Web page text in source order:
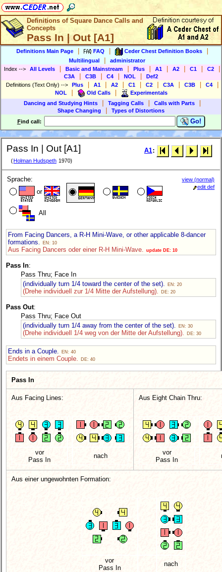
Definitions of Square Dance Calls and
Concepts
Pass In | Out [A1]
Definitions Main Page FAQ Ceder Chest Definition Books
Multilingual
administrator
Index --> All Levels Basic and Mainstream Plus A1 A2 C1 C2
C3A C3B C4 NOL
Def2
Definitions (Text Only) --> Plus A1 A2 C1 C2 C3A C3B C4
NOL Old Calls
Experimentals
Dancing and Studying Hints
Tagging Calls Calls with Parts
Shape Changing
Types of Distortions
Find call: Go!
Pass In | Out [A1]
( Holman Hudspeth 1970)
A1:
Sprache:
or
All
view (normal)
edit def
From Facing Dancers, a R-H Mini-Wave, or other applicable 8-dancer
formations.
EN: 10
Aus Facing Dancers oder einer R-H Mini-Wave. update DE: 10
Pass In:
Pass Thru; Face In
(individually turn 1/4 toward the center of the set).
EN: 20
(Drehe individuell zur 1/4 Mitte der Aufstellung). DE: 20
Pass Out:
Pass Thru; Face Out
(individually turn 1/4 away from the center of the set).
EN: 30
(Drehe individuell 1/4 weg von der Mitte der Aufstellung). DE: 30
Ends in a Couple. EN: 40
Endets in einem Couple. DE: 40
Pass In
Aus Facing Lines:
vor
Pass In
nach
Aus Eight Chain Thru:
vor
Pass In
Aus einer ungewohnten Formation:
vor
Pass In
nach